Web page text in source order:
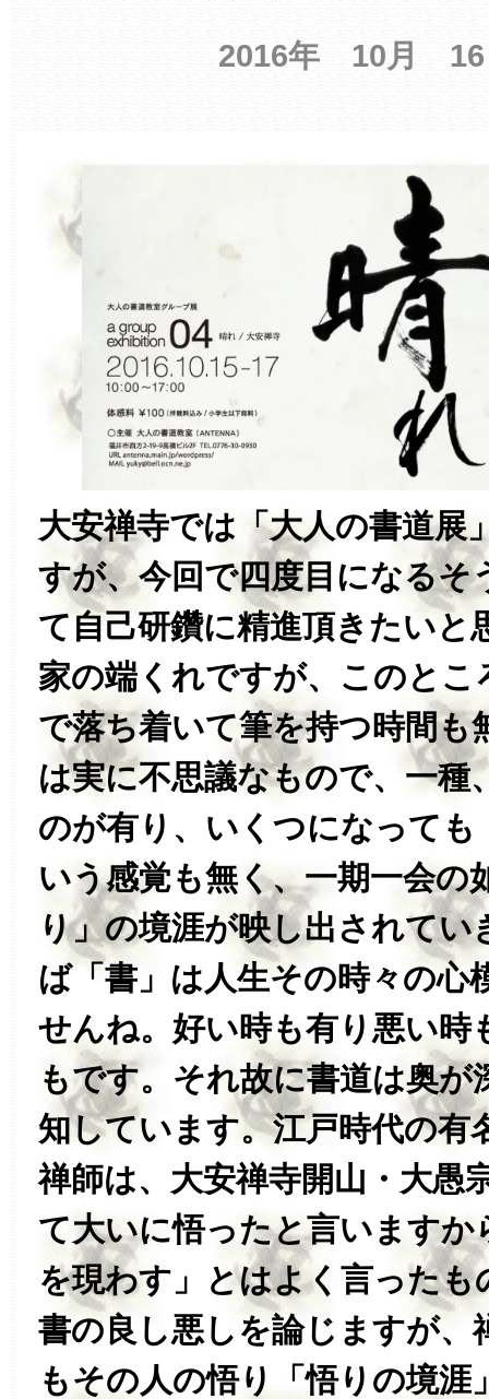
2016年 10月
大安禅寺では「大人の書道展
すが、今回で四度目になるそ
て自己研鑽に精進頂きたいと
家の端くれですが、このとこ
で落ち着いて筆を持つ時間も
は実に不思議なもので、一種
のが有り、いくつになっても
いう感覚も無く、一期一会の
り」の境涯が映し出されて
ば「書」は人生その時々の心
せんね。好い時も有り悪い時
もです。それ故に書道は奥
知しています。江戸時代の有
禅師は、大安禅寺開山・大愚
て大いに悟ったと言いますか
を現わす」とはよく言ったも
書の良し悪しを論じますが、
もその人の悟り「悟りの境涯